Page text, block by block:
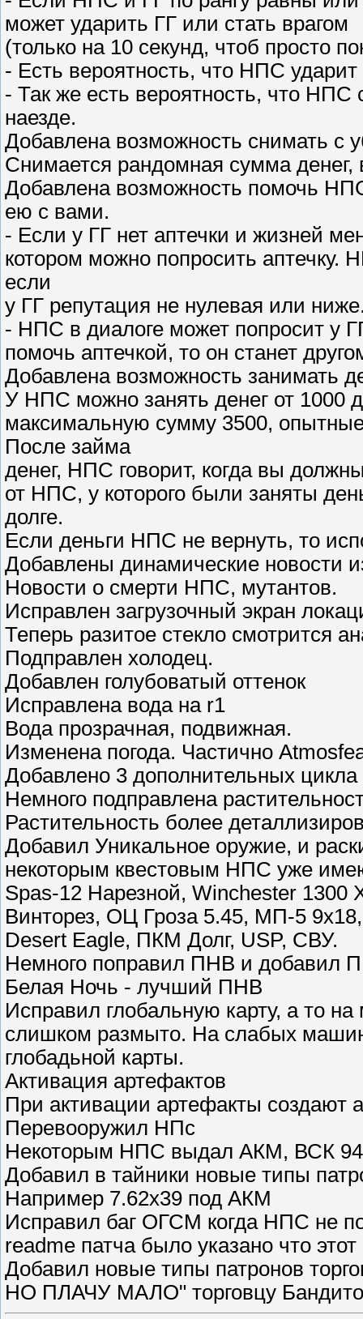
может ударить ГГ или стать врагом
(только на 10 секунд, чтоб просто
- Есть вероятность, что НПС
- Так же есть вероятность, что НПС
наезде.
Добавлена возможность снимать
Снимается рандомная сумма денег,
Добавлена возможность помочь
ею с вами.
- Если у ГГ нет аптечки и жизней
котором можно попросить аптечку.
если
у ГГ репутация не нулевая или
- НПС в диалоге может попросит у
помочь аптечкой, то он станет
Добавлена возможность занимать
У НПС можно занять денег от 1000
максимальную сумму 3500,
После займа
денег, НПС говорит, когда вы
от НПС, у которого были заняты
долге.
Если деньги НПС не вернуть, то
Добавлены динамические новости
Новости о смерти НПС, мутантов.
Исправлен загрузочный экран
Теперь разитое стекло смотрится
Подправлен холодец.
Добавлен голубоватый оттенок
Исправлена вода на r1
Вода прозрачная, подвижная.
Изменена погода. Частично
Добавлено 3 дополнительных
Немного подправлена
Растительность более
Добавил Уникальное оружие, и
некоторым квестовым НПС уже
Spas-12 Нарезной, Winchester
Винторез, ОЦ Гроза 5.45, МП-5
Desert Eagle, ПКМ Долг, USP, СВУ.
Немного поправил ПНВ и добавил
Белая Ночь - лучший ПНВ
Исправил глобальную карту, а то
слишком размыто. На слабых
глобадьной карты.
Активация артефактов
При активации артефакты создают
Перевооружил НПс
Некоторым НПС выдал АКМ, ВСК
Добавил в тайники новые типы
Например 7.62х39 под АКМ
Исправил баг ОГСМ когда НПС не
readme патча было указано что этот
Добавил новые типы патронов
НО ПЛАЧУ МАЛО" торговцу